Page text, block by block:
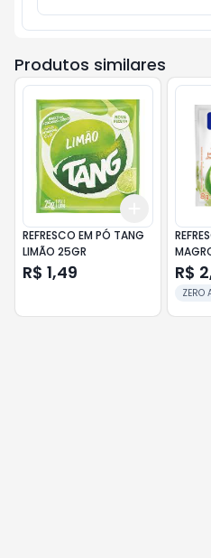
Produtos similares
Add
REFRESCO EM PÓ TANG
LIMÃO 25GR
R$ 1,49 R$
ZERO